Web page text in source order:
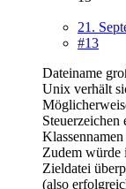
21.
#13
Dateiname
Unix verhält
Zudem
Zieldatei
(also